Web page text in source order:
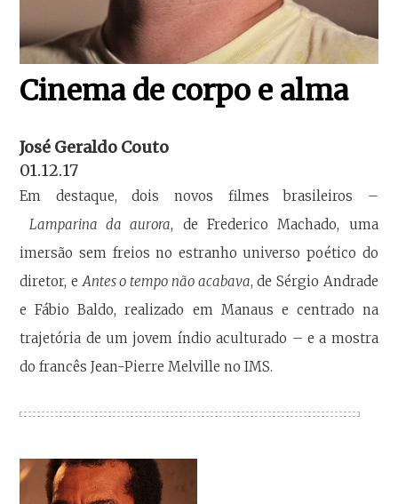
Cinema de corpo e alma
José Geraldo Couto
01.12.17
Em destaque, dois novos filmes brasileiros –
Lamparina da aurora, de Frederico Machado, uma
imersão sem freios no estranho universo poético do
diretor, e Antes o tempo não acabava, de Sérgio Andrade
e Fábio Baldo, realizado em Manaus e centrado na
trajetória de um jovem índio aculturado – e a mostra
do francês Jean-Pierre Melville no IMS.